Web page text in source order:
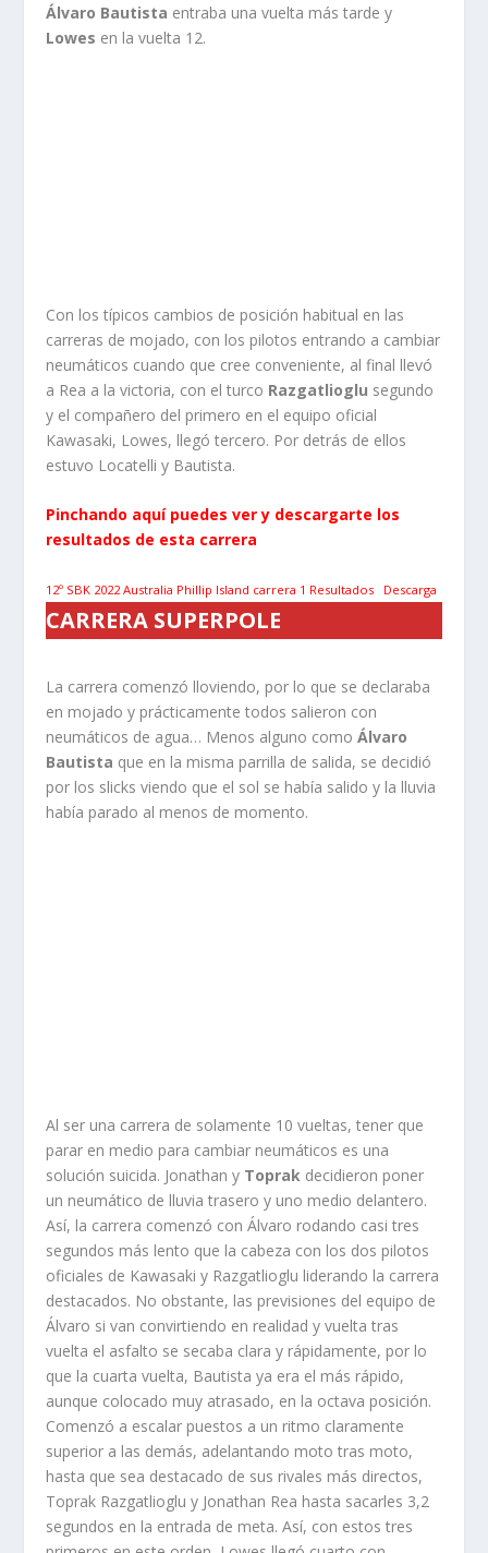
Álvaro Bautista entraba una vuelta más tarde y
Lowes en la vuelta 12.
Con los típicos cambios de posición habitual en las
carreras de mojado, con los pilotos entrando a cambiar
neumáticos cuando que cree conveniente, al final llevó
a Rea a la victoria, con el turco Razgatlioglu segundo
y el compañero del primero en el equipo oficial
Kawasaki, Lowes, llegó tercero. Por detrás de ellos
estuvo Locatelli y Bautista.
Pinchando aquí puedes ver y descargarte los
resultados de esta carrera
12º SBK 2022 Australia Phillip Island carrera 1 Resultados Descarga
CARRERA SUPERPOLE
La carrera comenzó lloviendo, por lo que se declaraba
en mojado y prácticamente todos salieron con
neumáticos de agua… Menos alguno comoÁlvaro
Bautista que en la misma parrilla de salida, se decidió
por los slicks viendo que el sol se había salido y la lluvia
había parado al menos de momento.
Al ser una carrera de solamente 10 vueltas, tener que
parar en medio para cambiar neumáticos es una
solución suicida. Jonathan y Toprak decidieron poner
un neumático de lluvia trasero y uno medio delantero.
Así, la carrera comenzó con Álvaro rodando casi tres
segundos más lento que la cabeza con los dos pilotos
oficiales de Kawasaki y Razgatlioglu liderando la carrera
destacados. No obstante, las previsiones del equipo de
Álvaro si van convirtiendo en realidad y vuelta tras
vuelta el asfalto se secaba clara y rápidamente, por lo
que la cuarta vuelta, Bautista ya era el más rápido,
aunque colocado muy atrasado, en la octava posición.
Comenzó a escalar puestos a un ritmo claramente
superior a las demás, adelantando moto tras moto,
hasta que sea destacado de sus rivales más directos,
Toprak Razgatlioglu y Jonathan Rea hasta sacarles 3,2
segundos en la entrada de meta. Así, con estos tres